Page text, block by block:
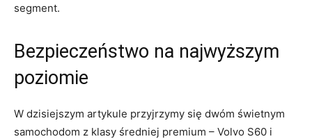
segment.
Bezpieczeństwo na najwyższym
poziomie
W‌ dzisiejszym artykule ‌przyjrzymy ​się‌ dwóm świetnym
samochodom z klasy ‌średniej premium – Volvo⁤ S60 i